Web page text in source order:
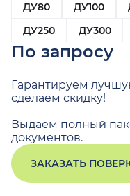
ДУ80
ДУ100
ДУ250
ДУ300
По запросу
Гарантируем
сделаем скидку!
Выдаем полный
документов.
ЗАКАЗАТЬ